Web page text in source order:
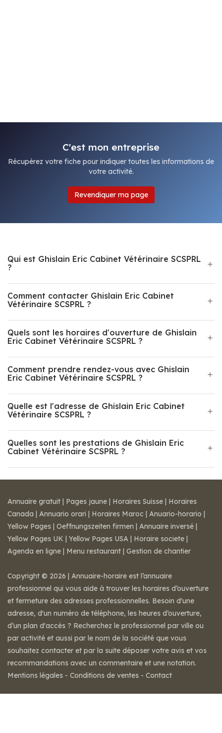
C'est mon entreprise
Récupérez votre fiche pour indiquer toutes les informations de
votre activité.
Revendiquer ma page
Qui est Ghislain Eric Cabinet Vétérinaire SCSPRL
?
Comment contacter Ghislain Eric Cabinet
Vétérinaire SCSPRL ?
Quels sont les horaires d'ouverture de Ghislain
Eric Cabinet Vétérinaire SCSPRL ?
Comment prendre rendez-vous avec Ghislain
Eric Cabinet Vétérinaire SCSPRL ?
Quelle est l'adresse de Ghislain Eric Cabinet
Vétérinaire SCSPRL ?
Quelles sont les prestations de Ghislain Eric
Cabinet Vétérinaire SCSPRL ?
Annuaire gratuit | Pages jaune | Horaires Suisse | Horaires
Canada | Annuario orari | Horaires Maroc | Anuario-horario |
Yellow Pages | Oeffnungszeiten firmen | Annuaire inversé |
Yellow Pages UK | Yellow Pages USA | Horaire societe |
Agenda en ligne | Menu restaurant | Gestion de chantier
Copyright © 2026 | Annuaire-horaire est l’annuaire
professionnel qui vous aide à trouver les horaires d’ouverture
et fermeture des adresses professionnelles. Besoin d'une
adresse, d'un numéro de téléphone, les heures d’ouverture,
d’un plan d'accès ? Recherchez le professionnel par ville ou
par activité et aussi par le nom de la société que vous
souhaitez contacter et par la suite déposer votre avis et vos
recommandations avec un commentaire et une notation.
Mentions légales - Conditions de ventes - Contact